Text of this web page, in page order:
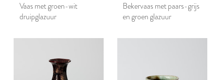
Vaas met groen-wit
druipglazuur
Bekervaas met paars-grijs
en groen glazuur